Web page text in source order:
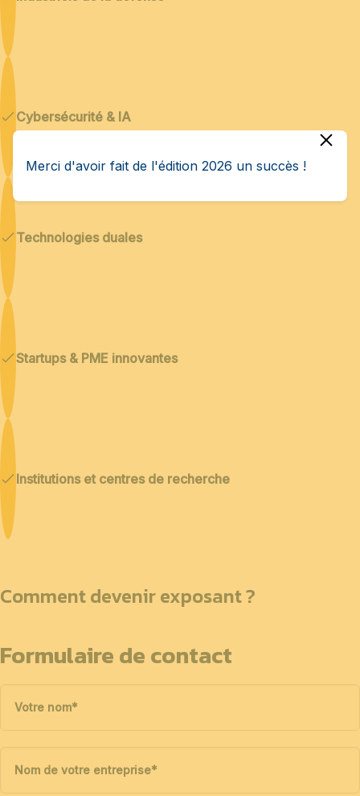
Cybersécurité & IA
Technologies duales
Startups & PME innovantes
Institutions et centres de recherche
Comment devenir exposant ?
Formulaire de contact
Votre nom*
Nom de votre entreprise*
Merci d'avoir fait de l'édition 2026 un succès !